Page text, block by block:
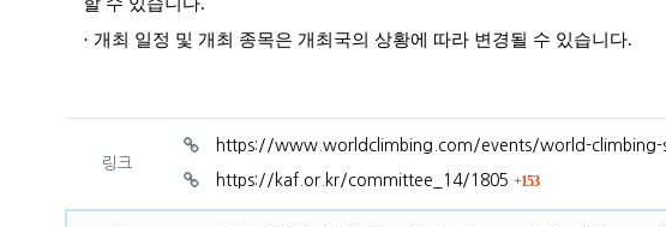
· 개최 일정 및 개최 종목은 개최국의 상황에 따라 변경될 수 있습니다.
링크
https://www.worldclimbing.com/events/world-climbing-
https://kaf.or.kr/committee_14/1805 153회 연결